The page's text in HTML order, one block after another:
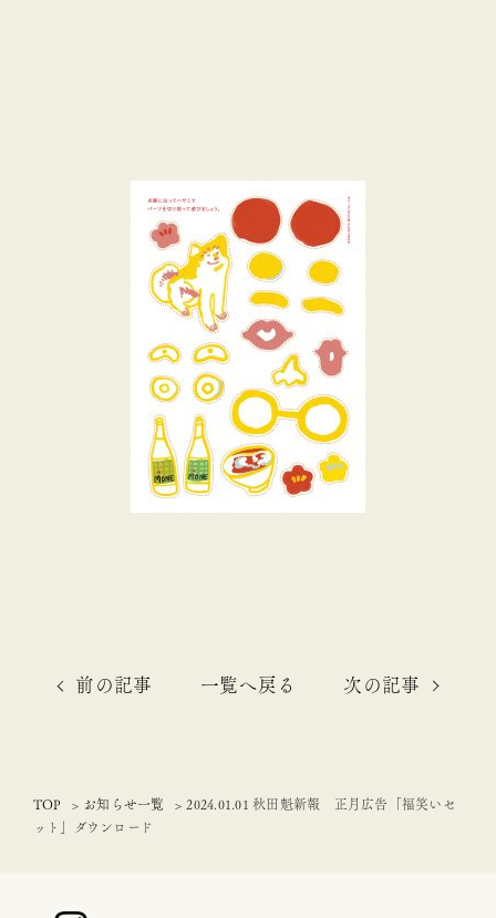
前の記事 一覧へ戻る 次の記事
TOP お知らせ一覧
2024.01.01 秋田魁新報 正月広告「福笑いセ
ット」ダウンロード